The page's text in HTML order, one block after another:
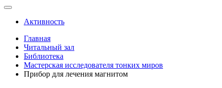
Активность
Главная
Читальный зал
Библиотека
Мастерская исследователя тонких миров
Прибор для лечения магнитом